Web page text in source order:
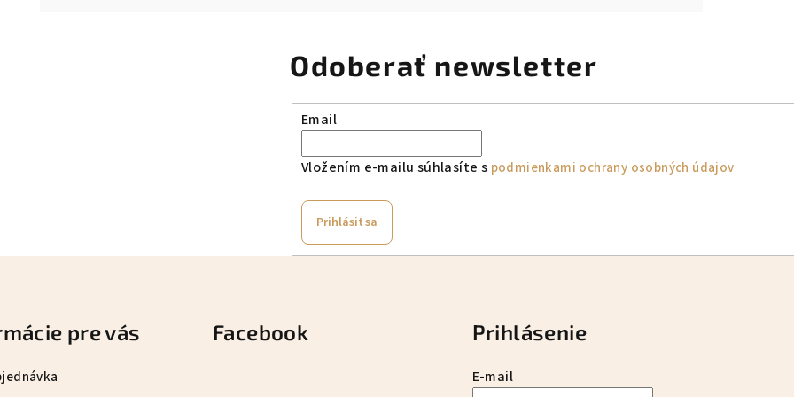
Odoberať newsletter
Email
Vložením e-mailu súhlasíte s podmienkami ochrany osobných údajov
Prihlásiť sa
pre vás Facebook Prihlásenie
E-mail